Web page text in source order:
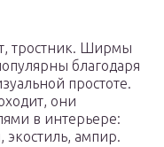
тростник. Ширмы
благодаря
простоте.
они
в интерьере:
экостиль, ампир.